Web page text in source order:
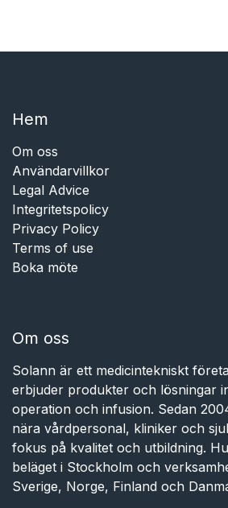
Hem​​
Om oss
Användarvillkor
Legal Advice
Integritetspolicy
Privacy Policy
Terms of use
Boka möte
Om oss
Solann är ett medicintekniskt
erbjuder produkter och lösningar
operation och infusion. Sedan
nära vårdpersonal, kliniker och
fokus på kvalitet och utbildning.
beläget i Stockholm och
Sverige, Norge, Finland och